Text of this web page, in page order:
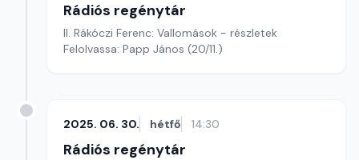
Rádiós regénytár
II. Rákóczi Ferenc: Vallomások - részletek
Felolvassa: Papp János (20/11.)
2025. 06. 30. hétfő 14:30
Rádiós regénytár